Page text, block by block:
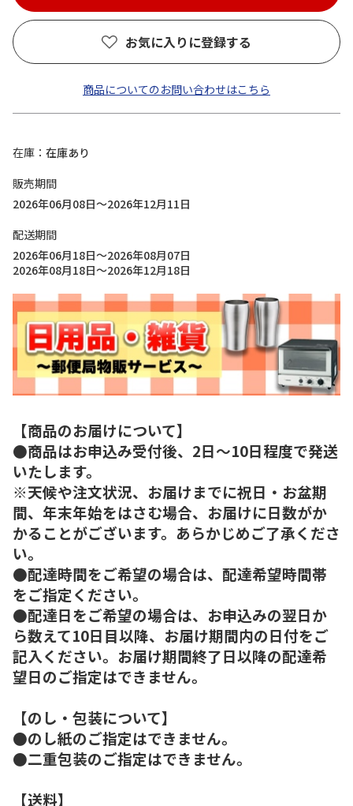
お気に入りに登録する
商品についてのお問い合わせはこちら
在庫
在庫あり
販売期間
2026年06月08日～2026年12月11日
配送期間
2026年06月18日～2026年08月07日
2026年08月18日～2026年12月18日
【商品のお届けについて】
●商品はお申込み受付後、2日～10日程度で発送
いたします。
※天候や注文状況、お届けまでに祝日・お盆期
間、年末年始をはさむ場合、お届けに日数がか
かることがございます。あらかじめご了承くださ
い。
●配達時間をご希望の場合は、配達希望時間帯
をご指定ください。
●配達日をご希望の場合は、お申込みの翌日か
ら数えて10日目以降、お届け期間内の日付をご
記入ください。お届け期間終了日以降の配達希
望日のご指定はできません。
【のし・包装について】
●のし紙のご指定はできません。
●二重包装のご指定はできません。
【送料】